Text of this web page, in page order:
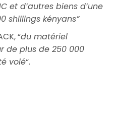
et d’autres biens d’une
shillings kényans”
“du matériel
de plus de 250 000
volé“.